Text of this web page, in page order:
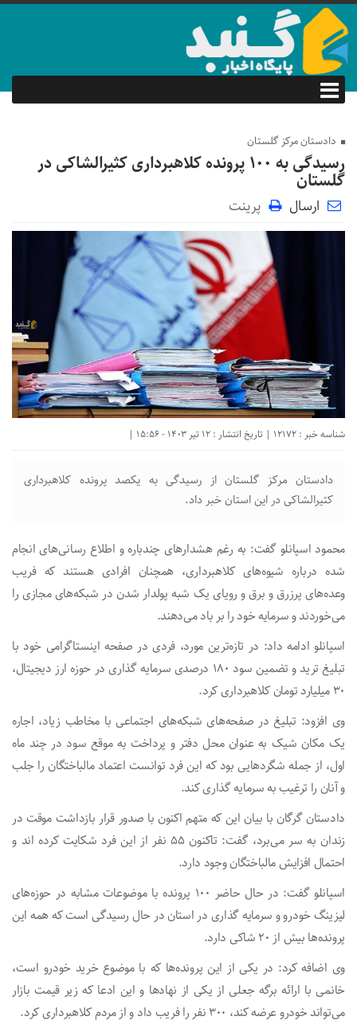
دادستان مرکز گلستان
رسیدگی به ۱۰۰ پرونده کلاهبرداری کثیرالشاکی در
گلستان
ارسال پرینت
شناسه خبر : 12172 | تاریخ انتشار : 12 تیر 1403 - 15:56 |
دادستان مرکز گلستان از رسیدگی به یکصد پرونده کلاهبرداری
کثیرالشاکی در این استان خبر داد.
محمود اسپانلو گفت: به رغم هشدار‌های چندباره و اطلاع رسانی‌های انجام
شده درباره شیوه‌های کلاهبرداری، همچنان افرادی هستند که فریب
وعده‌های پرزرق و برق و رویای یک شبه پولدار شدن در شبکه‌های مجازی را
می‌خوردند و سرمایه خود را بر باد می‌دهند.
اسپانلو ادامه داد: در تازه‌ترین مورد، فردی در صفحه اینستاگرامی خود با
تبلیغ ترید و تضمین سود ۱۸۰ درصدی سرمایه گذاری در حوزه ارز دیجیتال،
۳۰ میلیارد تومان کلاهبرداری کرد.
وی افزود: تبلیغ در صفحه‌های شبکه‌های اجتماعی با مخاطب زیاد، اجاره
یک مکان شیک به عنوان محل دفتر و پرداخت به موقع سود در چند ماه
اول، از جمله شگرد‌هایی بود که این فرد توانست اعتماد مالباختگان را جلب
و آنان را ترغیب به سرمایه گذاری کند.
دادستان گرگان با بیان این که متهم اکنون با صدور قرار بازداشت موقت در
زندان به سر می‌برد، گفت: تاکنون ۵۵ نفر از این فرد شکایت کرده اند و
احتمال افزایش مالباختگان وجود دارد.
اسپانلو گفت: در حال حاضر ۱۰۰ پرونده با موضوعات مشابه در حوزه‌های
لیزینگ خودرو و سرمایه گذاری در استان در حال رسیدگی است که همه این
پرونده‌ها بیش از ۲۰ شاکی دارد.
وی اضافه کرد: در یکی از این پرونده‌ها که با موضوع خرید خودرو است،
خانمی با ارائه برگه جعلی از یکی از نهاد‌ها و این ادعا که زیر قیمت بازار
می‌تواند خودرو عرضه کند، ۳۰۰ نفر را فریب داد و از مردم کلاهبرداری کرد.